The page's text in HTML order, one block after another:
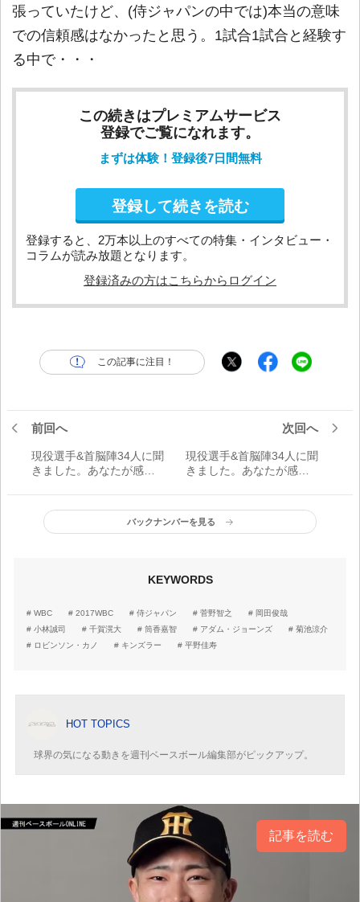
張っていたけど、(侍ジャパンの中では)本当の意味
での信頼感はなかったと思う。1試合1試合と経験す
る中で・・・
この続きはプレミアムサービス
登録でご覧になれます。
まずは体験！登録後7日間無料
登録して続きを読む
登録すると、2万本以上のすべての特集・インタビュー・
コラムが読み放題となります。
登録済みの方はこちらからログイン
この記事に注目！
前回へ
現役選手&首脳陣34人に聞
きました。あなたが感動
パ・リーグ編
次回へ
現役選手&首脳陣34人に聞
きました。あなたが感動
セ・リーグ編
バックナンバーを見る
KEYWORDS
WBC 2017WBC 侍ジャパン 菅野智之
岡田俊哉
小林誠司
千賀滉大 筒香嘉智 アダム・ジョーンズ
菊池涼介
ロビンソン・カノ
キンズラー 平野佳寿
HOT TOPICS
球界の気になる動きを週刊ベースボール編集部がピックアップ。
記事を読む